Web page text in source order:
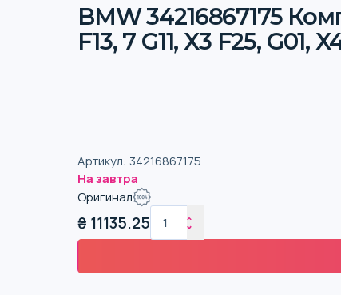
BMW 34216867175
F13, 7 G11, X3 F25, G01,
Артикул: 34216867175
На завтра
Оригинал
₴ 11135.25